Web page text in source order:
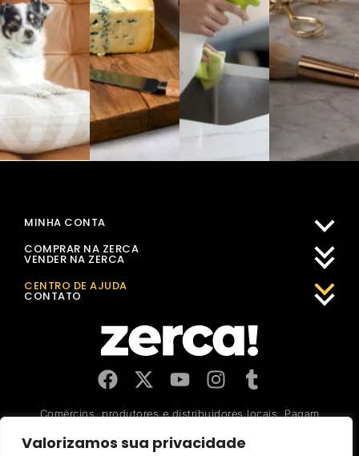
Valorizamos sua privacidade
Comércios, produtores e distribuidores locais. Pagam
comunidade.
MINHA CONTA
COMPRAR NA ZERCA
VENDER NA ZERCA
CENTRO DE AJUDA
CONTATO